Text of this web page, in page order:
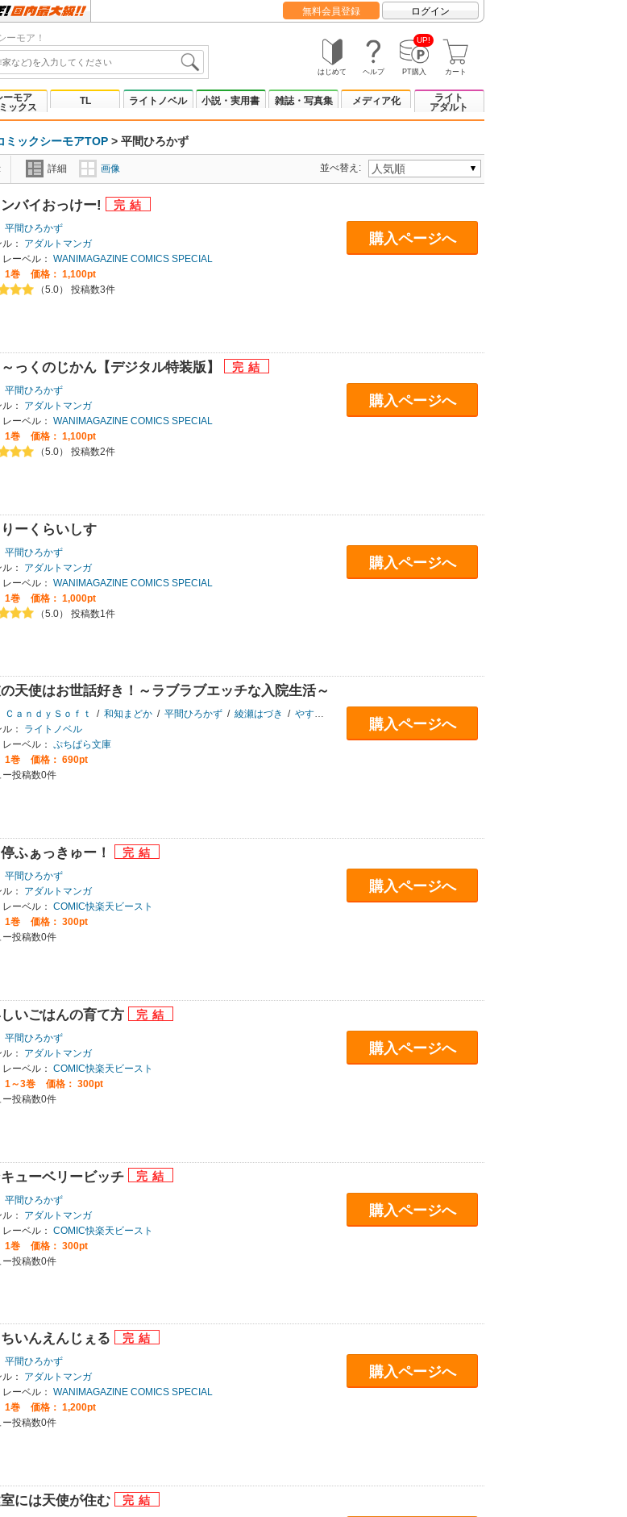
無料会員登録 ログイン
ーモア！
はじめて ヘルプ
UP!
PT購入 カート
ーモア
ックス
TL ライトノベル 小説・実用書 雑誌・写真集 メディア化
ライト
アダルト
ミックシーモアTOP > 平間ひろかず
詳細 画像 並べ替え:
バイおっけー!
平間ひろかず
：
アダルトマンガ
ーベル： WANIMAGAZINE COMICS SPECIAL
1巻
価格： 1,100pt
（5.0） 投稿数3件
購入ページへ
っくのじかん【デジタル特装版】
平間ひろかず
：
アダルトマンガ
ーベル： WANIMAGAZINE COMICS SPECIAL
1巻
価格： 1,100pt
（5.0） 投稿数2件
購入ページへ
ーくらいしす
平間ひろかず
：
アダルトマンガ
ーベル： WANIMAGAZINE COMICS SPECIAL
1巻
価格： 1,000pt
（5.0） 投稿数1件
購入ページへ
天使はお世話好き！～ラブラブエッチな入院生活～
ＣａｎｄｙＳｏｆｔ / 和知まどか / 平間ひろかず / 綾瀬はづき / やすゆき
：
ライトノベル
ーベル： ぷちぱら文庫
1巻
価格： 690pt
ー投稿数0件
購入ページへ
ふぁっきゅー！
平間ひろかず
：
アダルトマンガ
ーベル： COMIC快楽天ビースト
1巻
価格： 300pt
ー投稿数0件
購入ページへ
いごはんの育て方
平間ひろかず
：
アダルトマンガ
ーベル： COMIC快楽天ビースト
1～3巻
価格： 300pt
ー投稿数0件
購入ページへ
ューベリービッチ
平間ひろかず
：
アダルトマンガ
ーベル： COMIC快楽天ビースト
1巻
価格： 300pt
ー投稿数0件
購入ページへ
いんえんじぇる
平間ひろかず
：
アダルトマンガ
ーベル： WANIMAGAZINE COMICS SPECIAL
1巻
価格： 1,200pt
ー投稿数0件
購入ページへ
には天使が住む